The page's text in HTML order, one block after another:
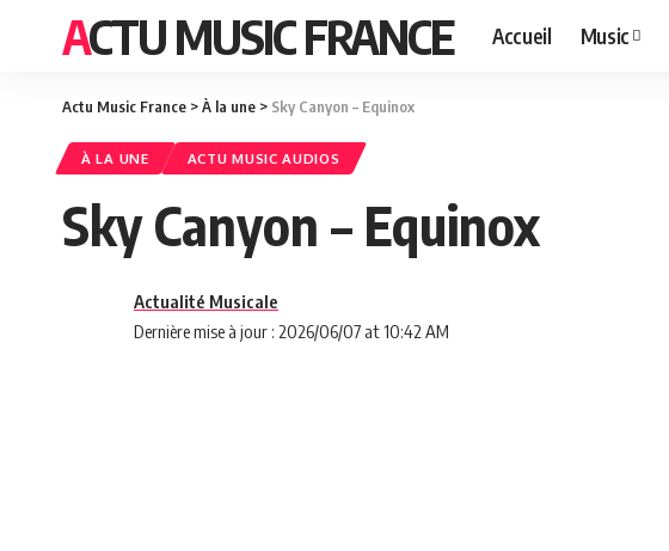
ACTU MUSIC FRANCE Accueil Music
Actu Music France >À la une > Sky Canyon – Equinox
À LA UNE ACTU MUSIC AUDIOS
Sky Canyon – Equinox
Dernière mise à jour : 2026/06/07 at 10:42 AM
Actualité Musicale